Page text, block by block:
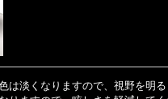
淡くなりますので、視野を明る